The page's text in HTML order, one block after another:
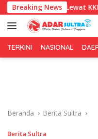
Langsung
ke
konten
Breaking News
KKN Tematik di Desa
TERKINI NASIONAL
Beranda Berita Sultra
Berita Sultra